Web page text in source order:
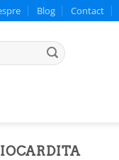
Blog Contact